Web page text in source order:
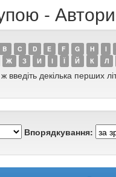
-
B C D E F G H I
Ж З И І Ї Й К Л
введіть декілька перших
Впорядкування: